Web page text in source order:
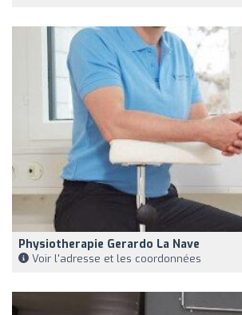
Physiotherapie Gerardo La Nave
Voir l'adresse et les coordonnées